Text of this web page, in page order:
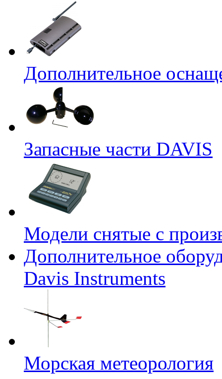
Дополнительное
Запасные части DAVIS
Модели снятые с
Дополнительное
Davis Instruments
Морская метеорология